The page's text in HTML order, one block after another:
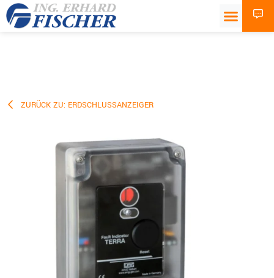
ZURÜCK ZU: ERDSCHLUSSANZEIGER